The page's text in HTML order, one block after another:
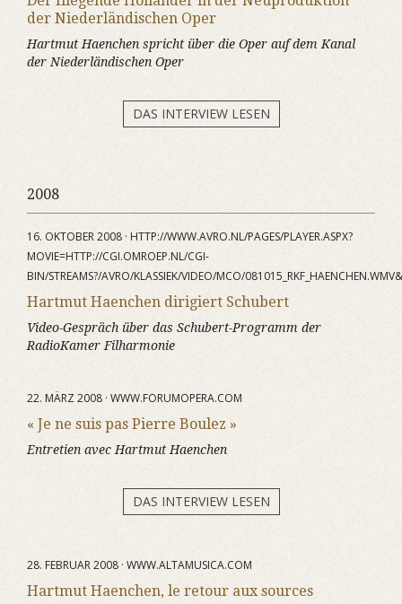
der Niederländischen Oper
Hartmut Haenchen spricht über die Oper auf dem Kanal
der Niederländischen Oper
DAS INTERVIEW LESEN
2008
16. OKTOBER 2008 · HTTP://WWW.AVRO.NL/PAGES/PLAYER.ASPX?
MOVIE=HTTP://CGI.OMROEP.NL/CGI-
BIN/STREAMS?/AVRO/KLASSIEK/VIDEO/MCO/
Hartmut Haenchen dirigiert Schubert
Video-Gespräch über das Schubert-Programm der
RadioKamer Filharmonie
22. MÄRZ 2008 · WWW.FORUMOPERA.COM
« Je ne suis pas Pierre Boulez »
Entretien avec Hartmut Haenchen
DAS INTERVIEW LESEN
28. FEBRUAR 2008 · WWW.ALTAMUSICA.COM
Hartmut Haenchen, le retour aux sources